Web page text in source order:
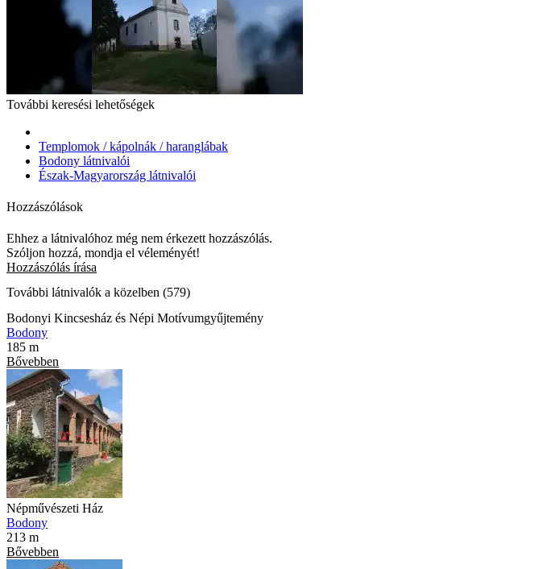
További keresési lehetőségek
Templomok / kápolnák / haranglábak
Bodony látnivalói
Észak-Magyarország látnivalói
Hozzászólások
Ehhez a látnivalóhoz még nem érkezett hozzászólás.
Szóljon hozzá, mondja el véleményét!
Hozzászólás írása
További látnivalók a közelben (579)
Bodonyi Kincsesház és Népi Motívumgyűjtemény
Bodony
185 m
Bővebben
Népművészeti Ház
Bodony
213 m
Bővebben